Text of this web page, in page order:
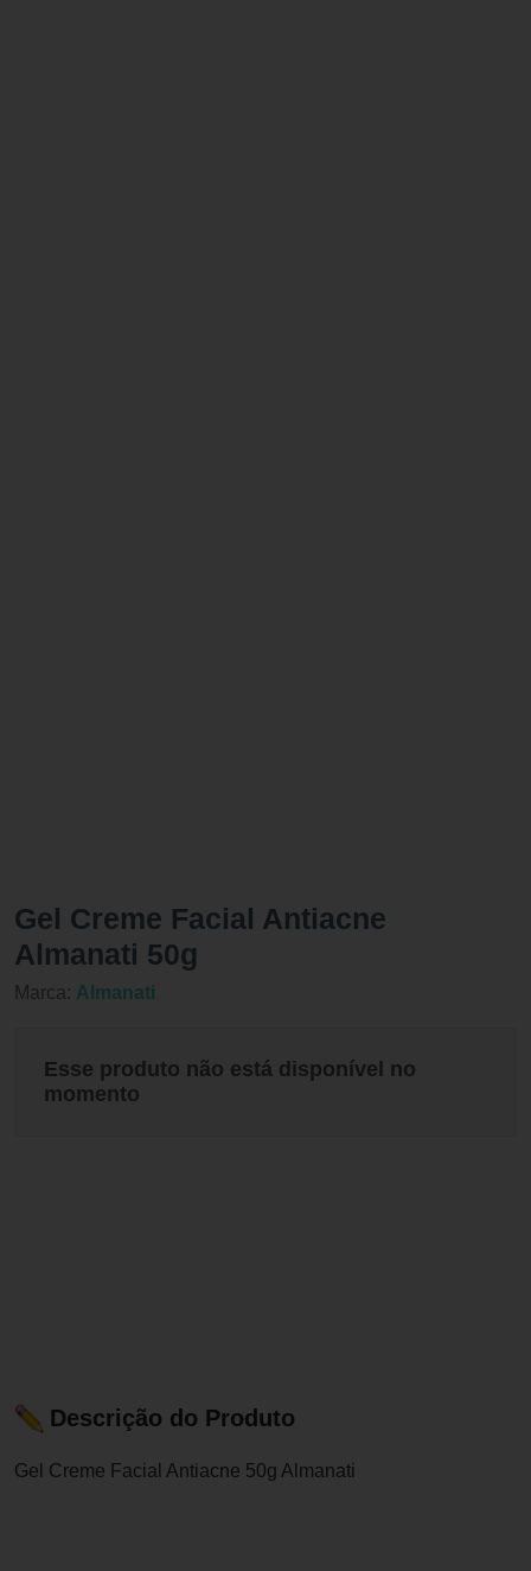
Gel Creme Facial Antiacne
Almanati 50g
Marca: Almanati
Esse produto não está disponível no
momento
Descrição do Produto
Gel Creme Facial Antiacne 50g Almanati